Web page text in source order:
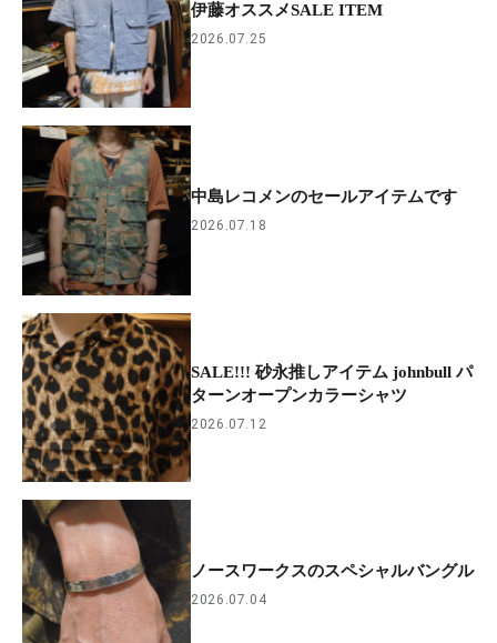
伊藤オススメSALE ITEM
2026.07.25
中島レコメンのセールアイテムです
2026.07.18
SALE!!! 砂永推しアイテム johnbull パ
ターンオープンカラーシャツ
2026.07.12
ノースワークスのスペシャルバングル
2026.07.04